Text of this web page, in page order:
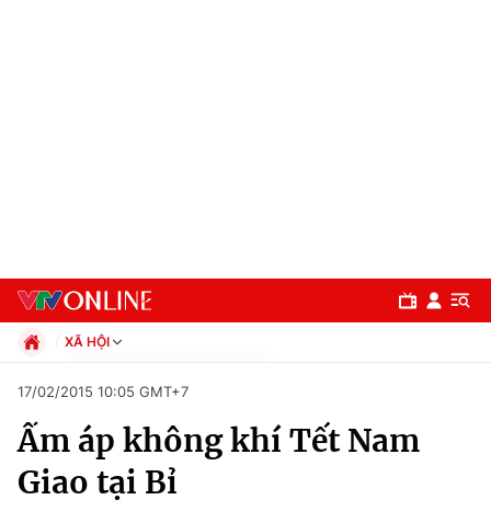
Chuyên mục
Chính trị
XÃ HỘI
Xã hội
Pháp luật
Kinh tế
Thể thao
17/02/2015 10:05 GMT+7
Ấm áp không khí Tết Nam
Giao tại Bỉ